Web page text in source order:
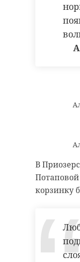
В
корзинку